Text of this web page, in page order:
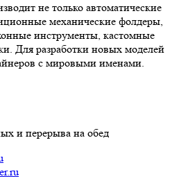
не только автоматические
механические фолдеры,
инструменты, кастомные
Для разработки новых моделей
с мировыми именами.
и перерыва на обед